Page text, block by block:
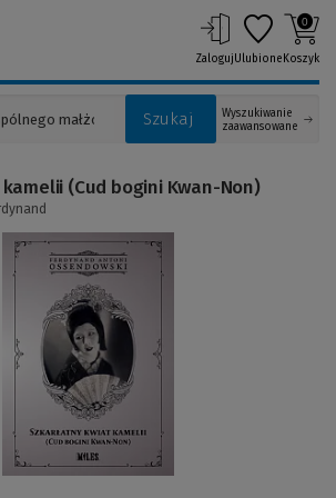
Szukaj
Wyszukiwanie
zaawansowane
ZalogujUlubione
0
Koszyk
(Cud bogini Kwan-Non)